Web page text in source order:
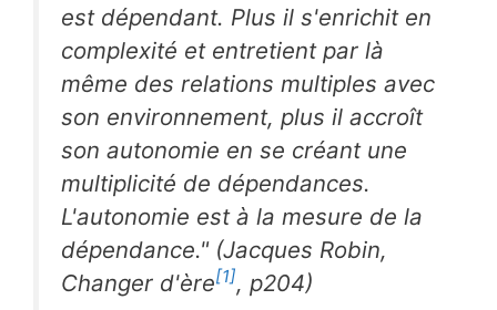
est dépendant. Plus il s'enrichit en
complexité et entretient par là
même des relations multiples avec
son environnement, plus il accroît
son autonomie en se créant une
multiplicité de dépendances.
L'autonomie est à la mesure de la
dépendance." (Jacques Robin,
Changer d'ère[1], p204)